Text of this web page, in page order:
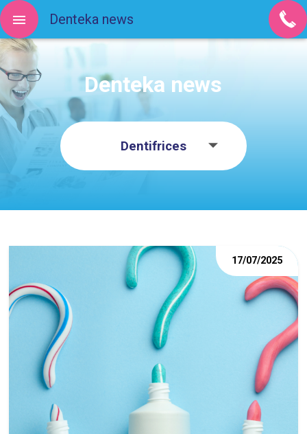
Denteka news
Dentifrices
17/07/2025
Denteka news